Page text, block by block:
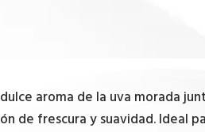
aroma de la uva morada
de frescura y suavidad. Ideal